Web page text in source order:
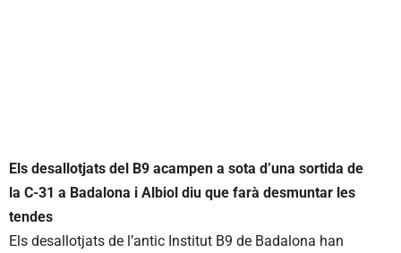
Els desallotjats del B9 acampen a sota d’una sortida de
la C-31 a Badalona i Albiol diu que farà desmuntar les
tendes
Els desallotjats de l’antic Institut B9 de Badalona han